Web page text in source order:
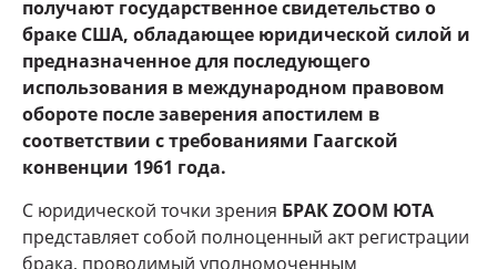
получают государственное свидетельство о
браке США, обладающее юридической силой и
предназначенное для последующего
использования в международном правовом
обороте после заверения апостилем в
соответствии с требованиями Гаагской
конвенции 1961 года.
С юридической точки зрения БРАК ZOOM ЮТА
представляет собой полноценный акт регистрации
брака, проводимый уполномоченным